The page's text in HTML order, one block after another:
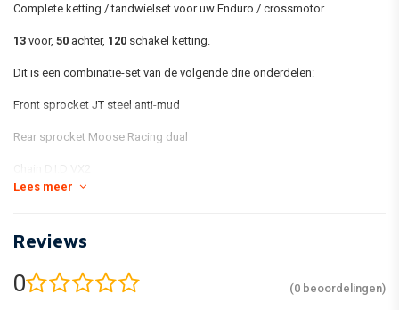
Complete ketting / tandwielset voor uw Enduro / crossmotor.
13 voor, 50 achter, 120 schakel ketting.
Dit is een combinatie-set van de volgende drie onderdelen:
Front sprocket JT steel anti-mud
Rear sprocket Moose Racing dual
Lees meer
Reviews
0 (0 beoordelingen)